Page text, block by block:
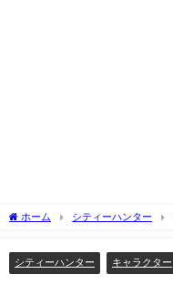
ホーム シティーハンター
シティーハンター キャラクター